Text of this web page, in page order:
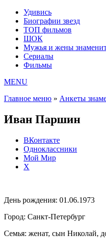
Удивись
Биографии звезд
ТОП фильмов
ШОК
Мужья и жены
Сериалы
Фильмы
MENU
Главное меню » Анкеты
Иван Паршин
ВКонтакте
Одноклассники
Мой Мир
X
День рождения: 01.06.1973
Город: Санкт-Петербург
Семья: женат, сын Николай,